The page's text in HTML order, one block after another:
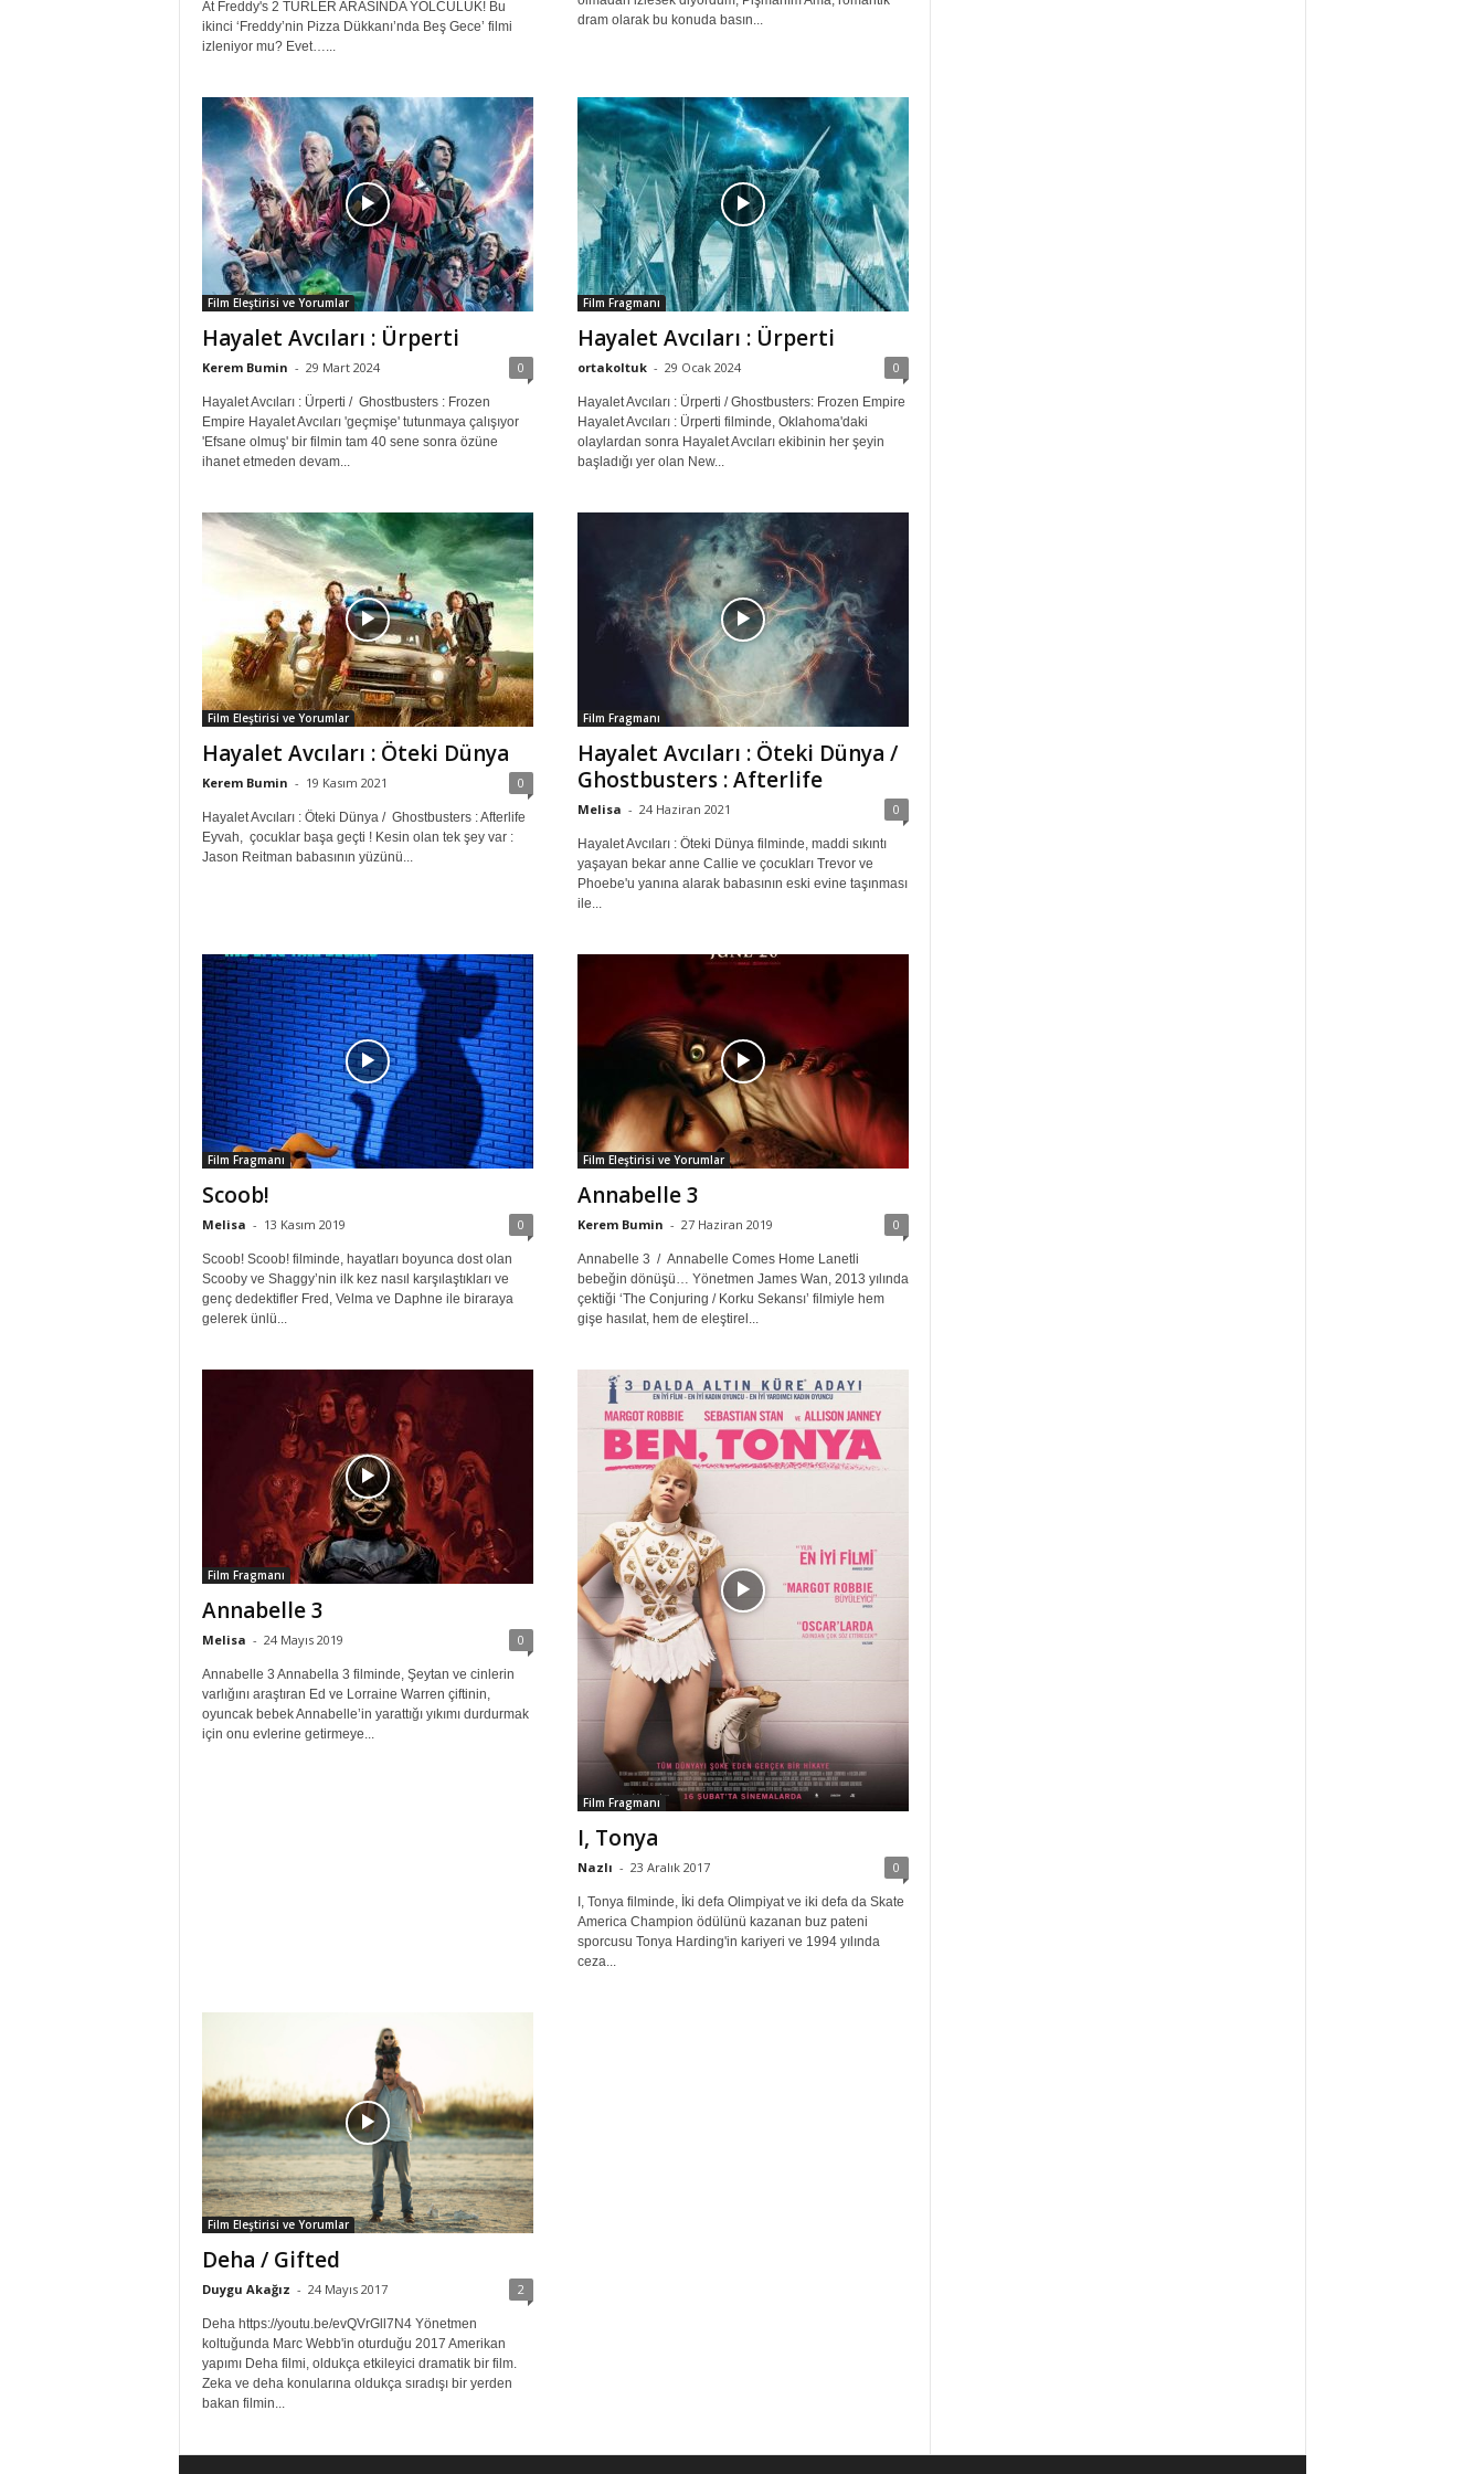
At Freddy's 2 TÜRLER ARASINDA YOLCULUK! Bu
ikinci ‘Freddy’nin Pizza Dükkanı’nda Beş Gece’ filmi
izleniyor mu? Evet…...
dram olarak bu konuda basın...
Film Eleştirisi ve Yorumlar
Hayalet Avcıları : Ürperti
Kerem Bumin - 29 Mart 2024 0
Hayalet Avcıları : Ürperti / Ghostbusters : Frozen
Empire Hayalet Avcıları 'geçmişe' tutunmaya çalışıyor
'Efsane olmuş' bir filmin tam 40 sene sonra özüne
ihanet etmeden devam...
Film Fragmanı
Hayalet Avcıları : Ürperti
ortakoltuk - 29 Ocak 2024 0
Hayalet Avcıları : Ürperti / Ghostbusters: Frozen Empire
Hayalet Avcıları : Ürperti filminde, Oklahoma'daki
olaylardan sonra Hayalet Avcıları ekibinin her şeyin
başladığı yer olan New...
Film Eleştirisi ve Yorumlar
Hayalet Avcıları : Öteki Dünya
Kerem Bumin - 19 Kasım 2021 0
Hayalet Avcıları : Öteki Dünya / Ghostbusters : Afterlife
Eyvah, çocuklar başa geçti ! Kesin olan tek şey var :
Jason Reitman babasının yüzünü...
Film Fragmanı
Hayalet Avcıları : Öteki Dünya /
Ghostbusters : Afterlife
Melisa - 24 Haziran 2021 0
Hayalet Avcıları : Öteki Dünya filminde, maddi sıkıntı
yaşayan bekar anne Callie ve çocukları Trevor ve
Phoebe'u yanına alarak babasının eski evine taşınması
ile...
Film Fragmanı
Scoob!
Melisa - 13 Kasım 2019 0
Scoob! Scoob! filminde, hayatları boyunca dost olan
Scooby ve Shaggy’nin ilk kez nasıl karşılaştıkları ve
genç dedektifler Fred, Velma ve Daphne ile biraraya
gelerek ünlü...
Film Eleştirisi ve Yorumlar
Annabelle 3
Kerem Bumin - 27 Haziran 2019 0
Annabelle 3 / Annabelle Comes Home Lanetli
bebeğin dönüşü… Yönetmen James Wan, 2013 yılında
çektiği ‘The Conjuring / Korku Sekansı’ filmiyle hem
gişe hasılat, hem de eleştirel...
Film Fragmanı
Annabelle 3
Melisa - 24 Mayıs 2019 0
Annabelle 3 Annabella 3 filminde, Şeytan ve cinlerin
varlığını araştıran Ed ve Lorraine Warren çiftinin,
oyuncak bebek Annabelle’in yarattığı yıkımı durdurmak
için onu evlerine getirmeye...
Film Fragmanı
I, Tonya
Nazlı - 23 Aralık 2017 0
I, Tonya filminde, İki defa Olimpiyat ve iki defa da Skate
America Champion ödülünü kazanan buz pateni
sporcusu Tonya Harding'in kariyeri ve 1994 yılında
ceza...
Film Eleştirisi ve Yorumlar
Deha / Gifted
Duygu Akağız - 24 Mayıs 2017 2
Deha https://youtu.be/evQVrGll7N4 Yönetmen
koltuğunda Marc Webb'in oturduğu 2017 Amerikan
yapımı Deha filmi, oldukça etkileyici dramatik bir film.
Zeka ve deha konularına oldukça sıradışı bir yerden
bakan filmin...